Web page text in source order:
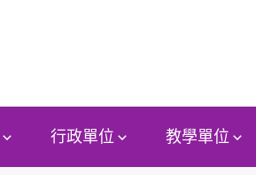
行政單位 教學單位